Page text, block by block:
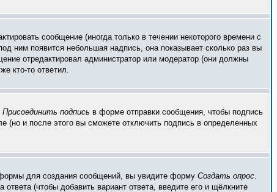
сообщение (иногда только в течении некоторого времени с
ним появится небольшая надпись, она показывает сколько раз вы
отредактировал администратор или модератор (они должны
кто-то ответил.
Присоединить подпись в форме отправки сообщения, чтобы подпись
и после этого вы сможете отключить подпись в определенных
формы для создания сообщений, вы увидите форму Создать опрос.
(чтобы добавить вариант ответа, введите его и щёлкните